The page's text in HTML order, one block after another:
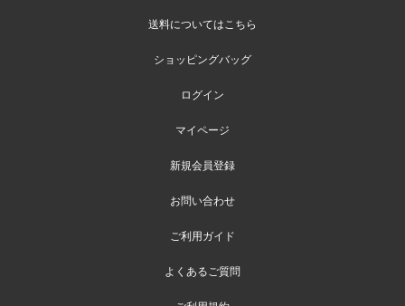
送料についてはこちら
ショッピングバッグ
ログイン
マイページ
新規会員登録
お問い合わせ
ご利用ガイド
よくあるご質問